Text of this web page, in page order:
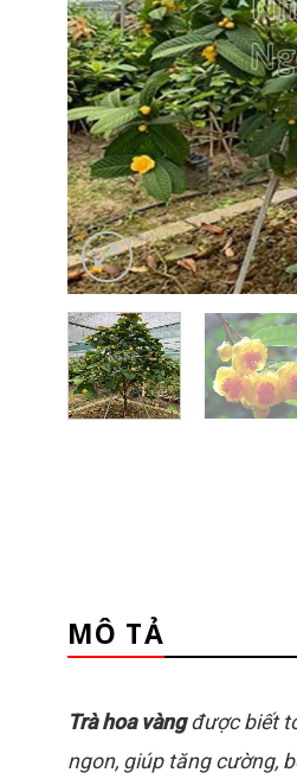
MÔ TẢ
Trà hoa vàngđược biết
ngon, giúp tăng cường,